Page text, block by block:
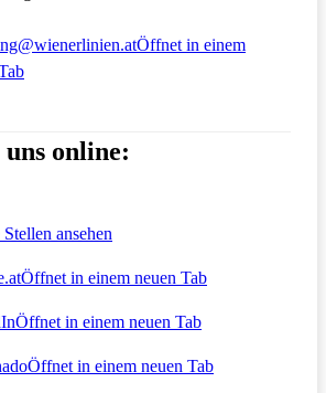
Öffnet in einem
uns online:
ansehen
Öffnet in einem neuen Tab
Öffnet in einem neuen Tab
Öffnet in einem neuen Tab